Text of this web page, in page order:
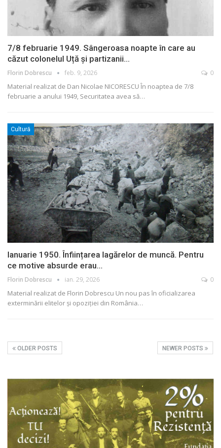
7/8 februarie 1949. Sângeroasa noapte în care au
căzut colonelul Uță și partizanii…
Florin Dobrescu feb. 9, 2026 0
Material realizat de Dan Nicolae NICORESCUÎn noaptea de 7/8
februarie a anului 1949, Securitatea avea să…
Cultură
Ianuarie 1950. Înființarea lagărelor de muncă. Pentru
ce motive absurde erau…
Florin Dobrescu ian. 29, 2026 0
Material realizat de Florin Dobrescu Un nou pas în oficializarea
exterminării elitelor și opoziției din România…
OLDER POSTS NEWER POSTS